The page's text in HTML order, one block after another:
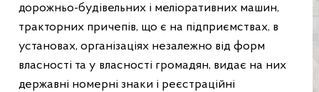
дорожньо-будівельних і меліоративних машин,
тракторних причепів, що є на підприємствах, в
установах, організаціях незалежно від форм
власності та у власності громадян, видає на них
державні номерні знаки і реєстраційні